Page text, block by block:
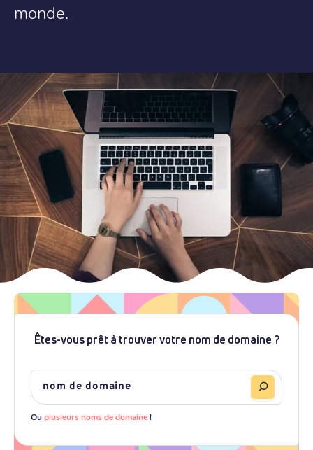
monde.
Êtes-vous prêt à trouver votre nom de domaine ?
Ouplusieurs noms de domaine!